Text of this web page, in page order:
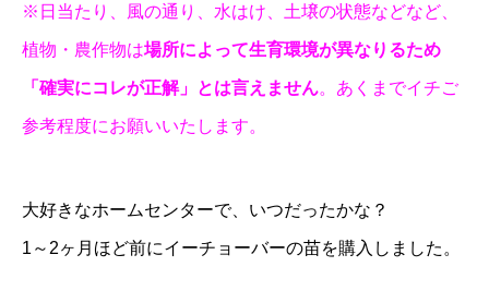
※日当たり、風の通り、水はけ、土壌の状態などなど、
植物・農作物は場所によって生育環境が異なりるため
「確実にコレが正解」とは言えません。あくまでイチご
参考程度にお願いいたします。
大好きなホームセンターで、いつだったかな？
1～2ヶ月ほど前にイーチョーバーの苗を購入しました。